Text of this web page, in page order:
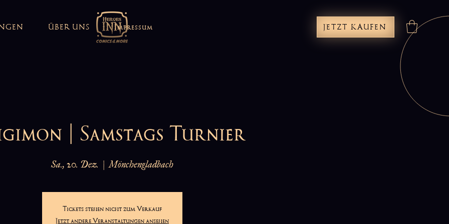
ÜBER UNS Impressum JETZT KAUFEN
| Samstags Turnier
Sa., 20. Dez.
  |
Mönchengladbach
Tickets stehen nicht zum Verkauf
Jetzt andere Veranstaltungen ansehen